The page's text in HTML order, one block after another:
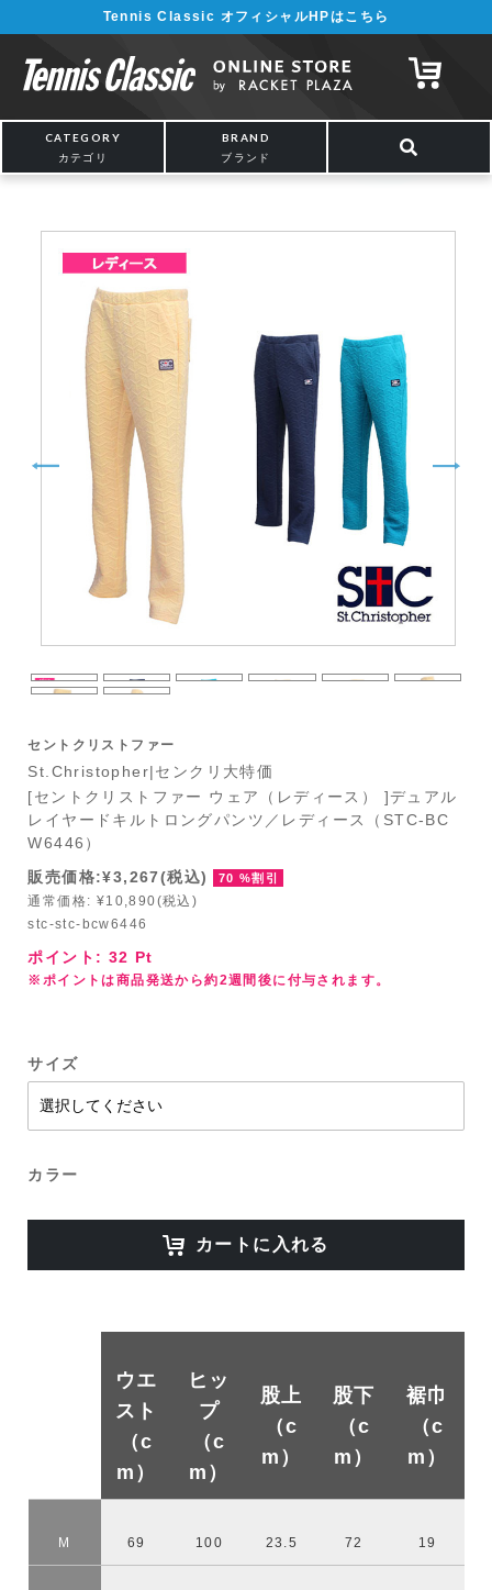
¥5,000以上の購入で送料無料!! 詳しくは こちら
Tennis Classic オフィシャルHPはこちら
CATEGORY
カテゴリ
BRAND
ブランド
セントクリストファー
St.Christopher|センクリ大特価
[セントクリストファー ウェア（レディース） ]デュアル
レイヤードキルトロングパンツ／レディース（STC-BC
W6446）
販売価格:¥3,267(税込)
70 %割引
通常価格: ¥10,890(税込)
stc-stc-bcw6446
ポイント: 32 Pt
※ポイントは商品発送から約2週間後に付与されます。
サイズ
カラー
カートに入れる
ウエ
スト
（c
m）
ヒッ
プ
（c
m）
股上
（c
m）
股下
（c
m）
裾巾
（c
m）
M 69 100 23.5 72 19